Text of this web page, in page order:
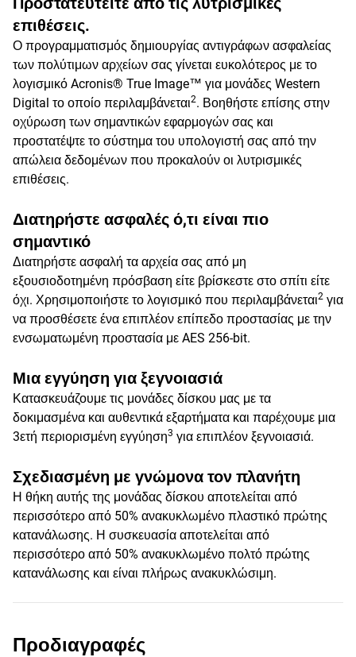
επιθέσεις.
Ο προγραμματισμός δημιουργίας αντιγράφων ασφαλείας
των πολύτιμων αρχείων σας γίνεται ευκολότερος με το
λογισμικό Acronis® True Image™ για μονάδες Western
Digital το οποίο περιλαμβάνεται2. Βοηθήστε επίσης στην
οχύρωση των σημαντικών εφαρμογών σας και
προστατέψτε το σύστημα του υπολογιστή σας από την
απώλεια δεδομένων που προκαλούν οι λυτρισμικές
επιθέσεις.
Διατηρήστε ασφαλές ό,τι είναι πιο
σημαντικό
Διατηρήστε ασφαλή τα αρχεία σας από μη
εξουσιοδοτημένη πρόσβαση είτε βρίσκεστε στο σπίτι είτε
όχι. Χρησιμοποιήστε το λογισμικό που περιλαμβάνεται2 για
να προσθέσετε ένα επιπλέον επίπεδο προστασίας με την
ενσωματωμένη προστασία με AES 256-bit.
Μια εγγύηση για ξεγνοιασιά
Κατασκευάζουμε τις μονάδες δίσκου μας με τα
δοκιμασμένα και αυθεντικά εξαρτήματα και παρέχουμε μια
3ετή περιορισμένη εγγύηση3 για επιπλέον ξεγνοιασιά.
Σχεδιασμένη με γνώμονα τον πλανήτη
Η θήκη αυτής της μονάδας δίσκου αποτελείται από
περισσότερο από 50% ανακυκλωμένο πλαστικό πρώτης
κατανάλωσης. Η συσκευασία αποτελείται από
περισσότερο από 50% ανακυκλωμένο πολτό πρώτης
κατανάλωσης και είναι πλήρως ανακυκλώσιμη.
Προδιαγραφές